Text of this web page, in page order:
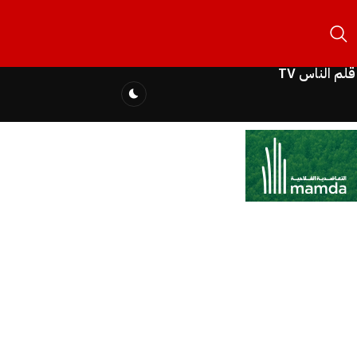
قلم الناس TV